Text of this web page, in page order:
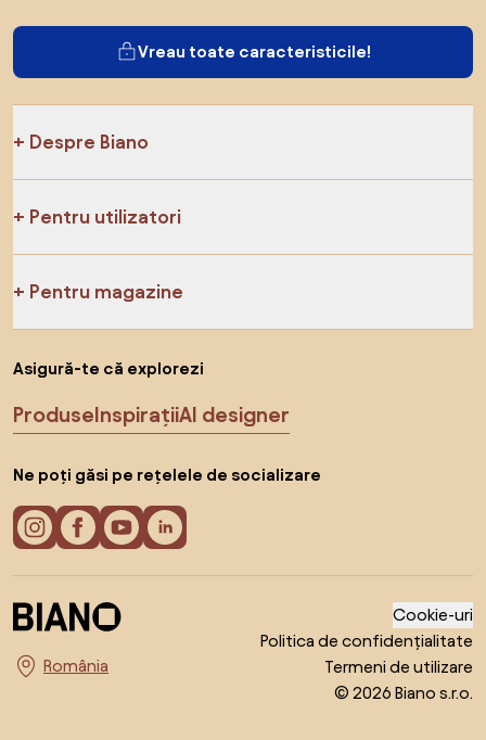
Vreau toate caracteristicile!
Despre Biano
Pentru utilizatori
Pentru magazine
Asigură-te că explorezi
ProduseInspirațiiAI designer
Ne poți găsi pe rețelele de socializare
Alege țara
Cookie-uri
Politica de confidențialitate
Termeni de utilizare
© 2026 Biano s.r.o.